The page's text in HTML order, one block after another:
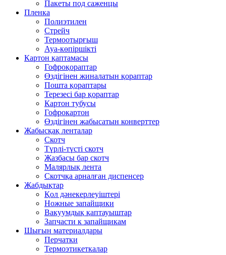
Пакеты под саженцы
Пленка
Полиэтилен
Стрейч
Термоотырғыш
Ауа-көпіршікті
Картон қаптамасы
Гофроқораптар
Өздігінен жиналатын қораптар
Пошта қораптары
Терезесі бар қораптар
Картон тубусы
Гофрокартон
Өздігінен жабысатын конверттер
Жабысқақ ленталар
Скотч
Түрлі-түсті скотч
Жазбасы бар скотч
Малярлық лента
Скотчқа арналған диспенсер
Жабдықтар
Қол дәнекерлеуіштері
Ножные запайщики
Вакуумдық қаптауыштар
Запчасти к запайщикам
Шығын материалдары
Перчатки
Термоэтикеткалар